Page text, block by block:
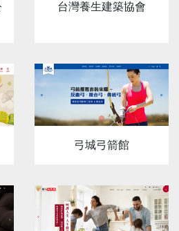
台灣養生建築協會
弓城弓箭館